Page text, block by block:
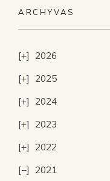
ARCHYVAS
2026
2025
2024
2023
2022
2021